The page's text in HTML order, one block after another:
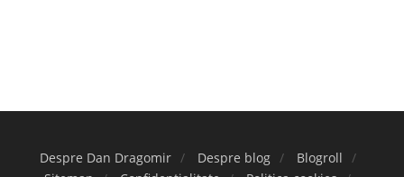
Despre Dan Dragomir Despre blog
Blogroll